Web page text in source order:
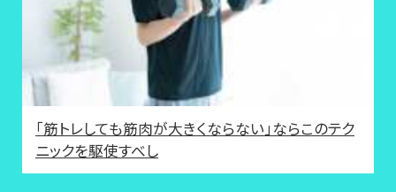
「筋トレしても筋肉が大きくならない」ならこのテク
ニックを駆使すべし